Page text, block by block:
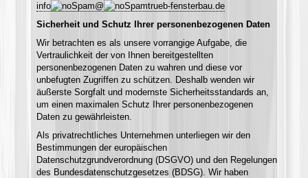
info
@
trueb-fensterbau.de
Sicherheit und Schutz Ihrer personenbezogenen Daten
Wir betrachten es als unsere vorrangige Aufgabe, die
Vertraulichkeit der von Ihnen bereitgestellten
personenbezogenen Daten zu wahren und diese vor
unbefugten Zugriffen zu schützen. Deshalb wenden wir
äußerste Sorgfalt und modernste Sicherheitsstandards an,
um einen maximalen Schutz Ihrer personenbezogenen
Daten zu gewährleisten.
Als privatrechtliches Unternehmen unterliegen wir den
Bestimmungen der europäischen
Datenschutzgrundverordnung (DSGVO) und den Regelungen
des Bundesdatenschutzgesetzes (BDSG). Wir haben